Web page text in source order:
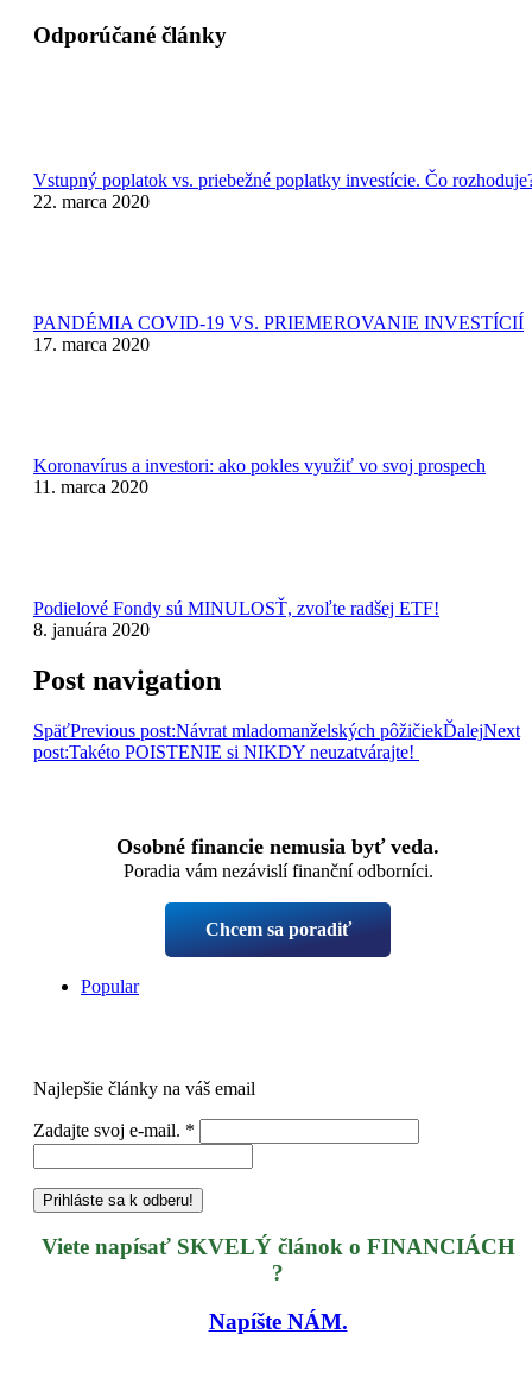
Odporúčané články
Vstupný poplatok vs. priebežné poplatky investície. Čo
22. marca 2020
PANDÉMIA COVID-19 VS. PRIEMEROVANIE INVESTÍCIÍ
17. marca 2020
Koronavírus a investori: ako pokles využiť vo svoj prospech
11. marca 2020
Podielové Fondy sú MINULOSŤ, zvoľte radšej ETF!
8. januára 2020
Post navigation
SpäťPrevious post:Návrat mladomanželských pôžičiekĎalejNext
post:Takéto POISTENIE si NIKDY neuzatvárajte! ​
Osobné financie nemusia byť veda.
Poradia vám nezávislí finanční odborníci.
Chcem sa poradiť
Popular
Najlepšie články na váš email
Zadajte svoj e-mail. *
Viete napísať SKVELÝ článok o FINANCIÁCH
?
Napíšte NÁM.